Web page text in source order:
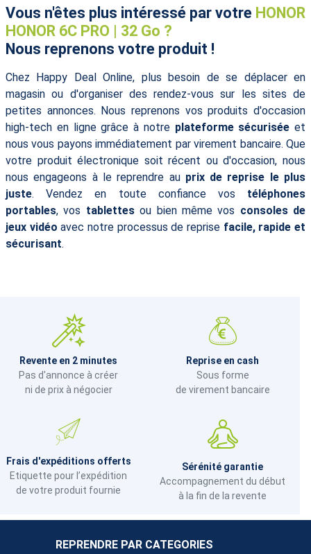
Vous n'êtes plus intéressé par votre HONOR
HONOR 6C PRO | 32 Go ?
Nous reprenons votre produit !
Chez Happy Deal Online, plus besoin de se déplacer en
magasin ou d'organiser des rendez-vous sur les sites de
petites annonces. Nous reprenons vos produits d'occasion
high-tech en ligne grâce à notre plateforme sécurisée et
nous vous payons immédiatement par virement bancaire. Que
votre produit électronique soit récent ou d'occasion, nous
nous engageons à le reprendre au prix de reprise le plus
juste. Vendez en toute confiance vos téléphones
portables, vos tablettesou bien même vos consoles de
jeux vidéo avec notre processus de reprise facile, rapide et
sécurisant.
Revente en 2 minutes
Pas d'annonce à créer
ni de prix à négocier
Reprise en cash
Sous forme
de virement bancaire
Frais d'expéditions offerts
Etiquette pour l’expédition
de votre produit fournie
Sérénité garantie
Accompagnement du début
à la fin de la revente
REPRENDRE PAR CATEGORIES